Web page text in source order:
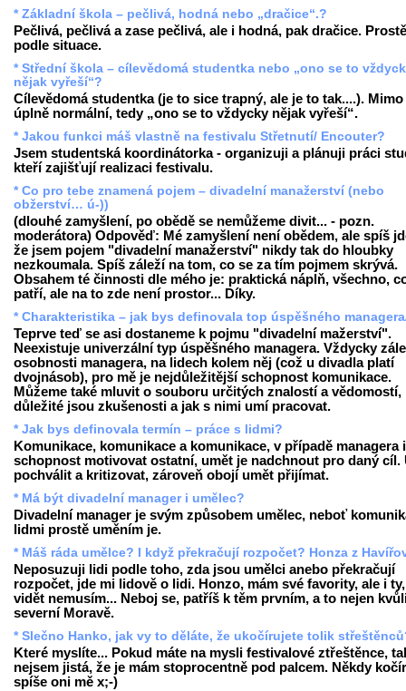
* Základní škola – pečlivá, hodná nebo „dračice“.?
Pečlivá, pečlivá a zase pečlivá, ale i hodná, pak dračice. Prostě
podle situace.
* Střední škola – cílevědomá studentka nebo „ono se to
nějak vyřeší“?
Cílevědomá studentka (je to sice trapný, ale je to tak....).
úplně normální, tedy „ono se to vždycky nějak vyřeší“.
* Jakou funkci máš vlastně na festivalu Střetnutí/ Encouter?
Jsem studentská koordinátorka - organizuji a plánuji práci
kteří zajišťují realizaci festivalu.
* Co pro tebe znamená pojem – divadelní manažerství (nebo
obžerství… ú-))
(dlouhé zamyšlení, po obědě se nemůžeme divit... - pozn.
moderátora) Odpověď: Mé zamyšlení není obědem, ale spíš
že jsem pojem "divadelní manažerství" nikdy tak do hloubky
nezkoumala. Spíš záleží na tom, co se za tím pojmem skrývá.
Obsahem té činnosti dle mého je: praktická náplň, všechno,
patří, ale na to zde není prostor... Díky.
* Charakteristika – jak bys definovala top úspěšného
Teprve teď se asi dostaneme k pojmu "divadelní mažerství".
Neexistuje univerzální typ úspěšného managera. Vždycky
osobnosti managera, na lidech kolem něj (což u divadla platí
dvojnásob), pro mě je nejdůležitější schopnost komunikace.
Můžeme také mluvit o souboru určitých znalostí a vědomostí,
důležité jsou zkušenosti a jak s nimi umí pracovat.
* Jak bys definovala termín – práce s lidmi?
Komunikace, komunikace a komunikace, v případě managera i
schopnost motivovat ostatní, umět je nadchnout pro daný cíl.
pochválit a kritizovat, zároveň obojí umět přijímat.
* Má být divadelní manager i umělec?
Divadelní manager je svým způsobem umělec, neboť
lidmi prostě uměním je.
* Máš ráda umělce? I když překračují rozpočet? Honza z
Neposuzuji lidi podle toho, zda jsou umělci anebo překračují
rozpočet, jde mi lidově o lidi. Honzo, mám své favority, ale i
vidět nemusím... Neboj se, patříš k těm prvním, a to nejen
severní Moravě.
* Slečno Hanko, jak vy to děláte, že ukočírujete tolik
Které myslíte... Pokud máte na mysli festivalové ztřeštěnce,
nejsem jistá, že je mám stoprocentně pod palcem. Někdy
spíše oni mě x;-)